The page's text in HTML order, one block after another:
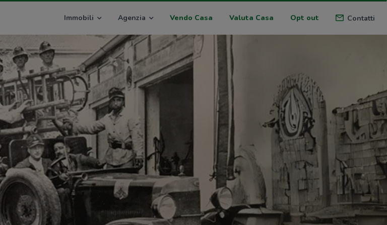
Immobili Agenzia Vendo Casa Valuta Casa Opt out Contatti